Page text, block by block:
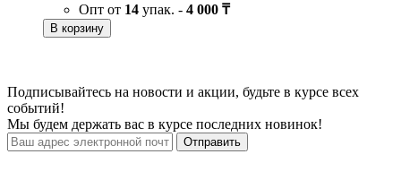
Опт от 14 упак. - 4 000 ₸
В корзину
Подписывайтесь на новости и акции, будьте в курсе всех
событий!
Мы будем держать вас в курсе последних новинок!